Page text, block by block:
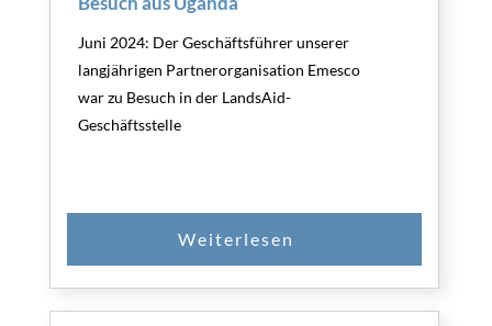
Juni 2024: Der Geschäftsführer unserer
langjährigen Partnerorganisation Emesco
war zu Besuch in der LandsAid-
Geschäftsstelle